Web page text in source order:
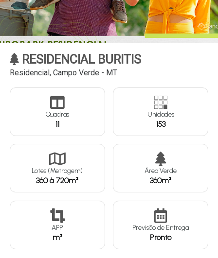
RESIDENCIAL BURITIS
Residencial, Campo Verde - MT
Quadras
11
Unidades
153
Lotes (Metragem)
360 à 720m²
Área Verde
360m²
APP
m²
Previsão de Entrega
Pronto
Continuar